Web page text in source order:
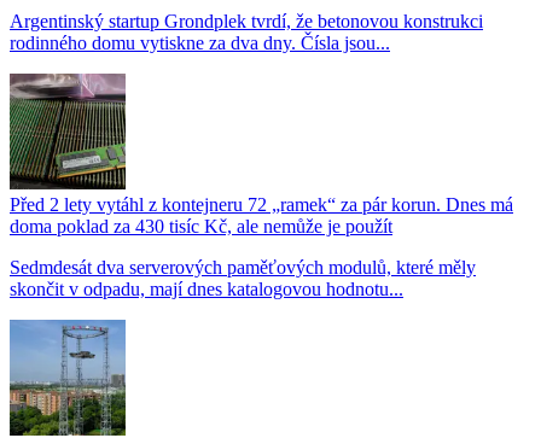
Argentinský startup Grondplek tvrdí, že betonovou konstrukci
rodinného domu vytiskne za dva dny. Čísla jsou...
Před 2 lety vytáhl z kontejneru 72 „ramek“ za pár korun. Dnes má
doma poklad za 430 tisíc Kč, ale nemůže je použít
Sedmdesát dva serverových paměťových modulů, které měly
skončit v odpadu, mají dnes katalogovou hodnotu...